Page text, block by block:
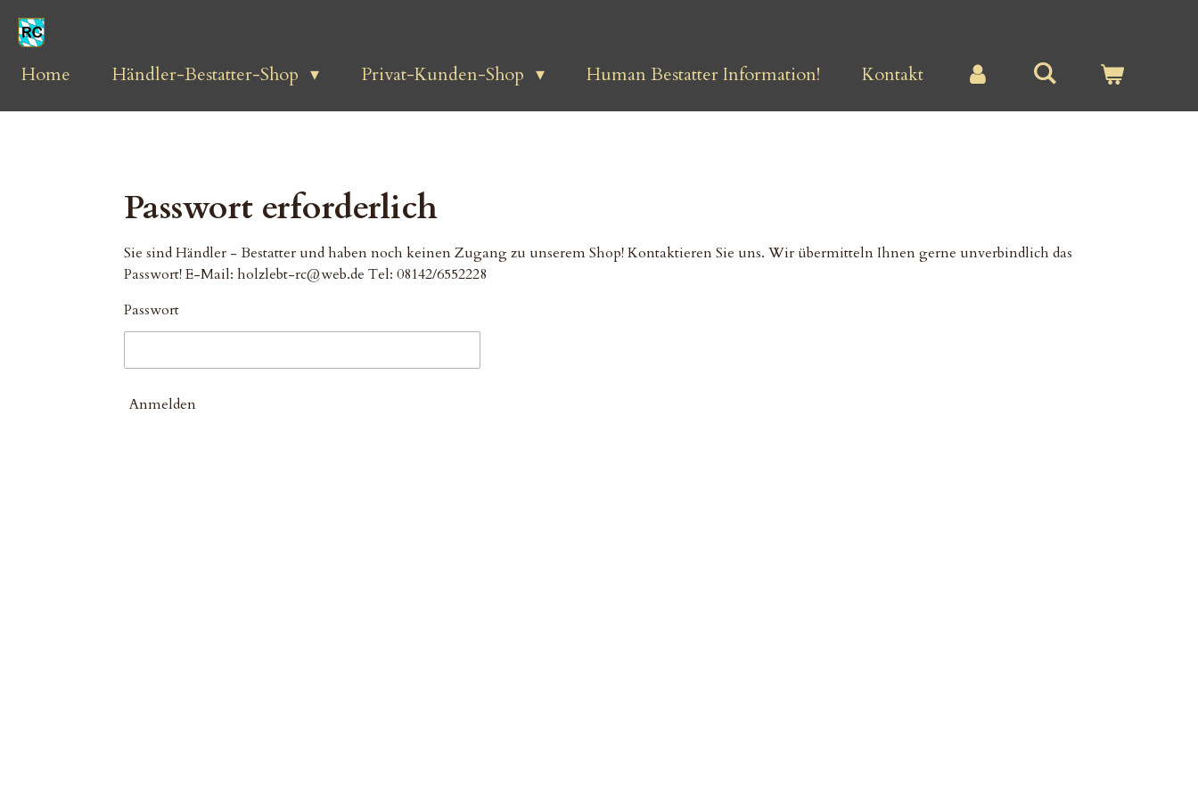
Zum
Hauptinhalt
Home Händler-Bestatter-Shop Privat-Kunden-Shop Human Bestatter Information! Kontakt
Passwort erforderlich
Sie sind Händler - Bestatter und haben noch keinen Zugang zu unserem Shop! Kontaktieren Sie uns. Wir übermitteln Ihnen gerne unverbindlich das
Passwort! E-Mail: holzlebt-rc@web.de Tel: 08142/6552228
Passwort
Anmelden